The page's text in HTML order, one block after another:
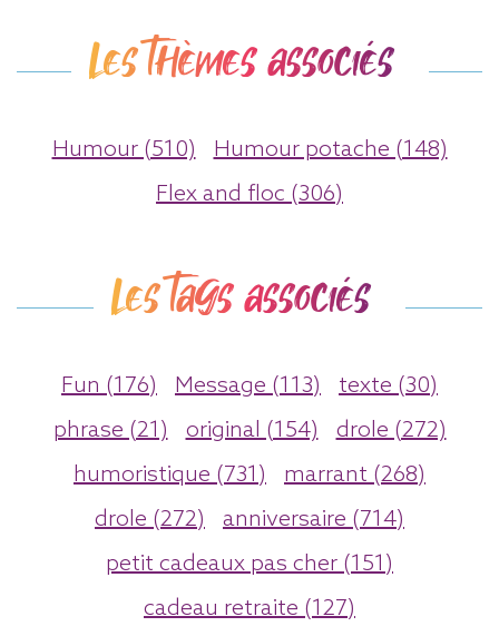
Les thèmes associés
Humour (510)
Humour potache (148)
Flex and floc (306)
Les tags associés
Fun (176) Message (113)
texte (30)
phrase (21)
original (154)
drole (272)
humoristique (731)
marrant (268)
drole (272)
anniversaire (714)
petit cadeaux pas cher (151)
cadeau retraite (127)